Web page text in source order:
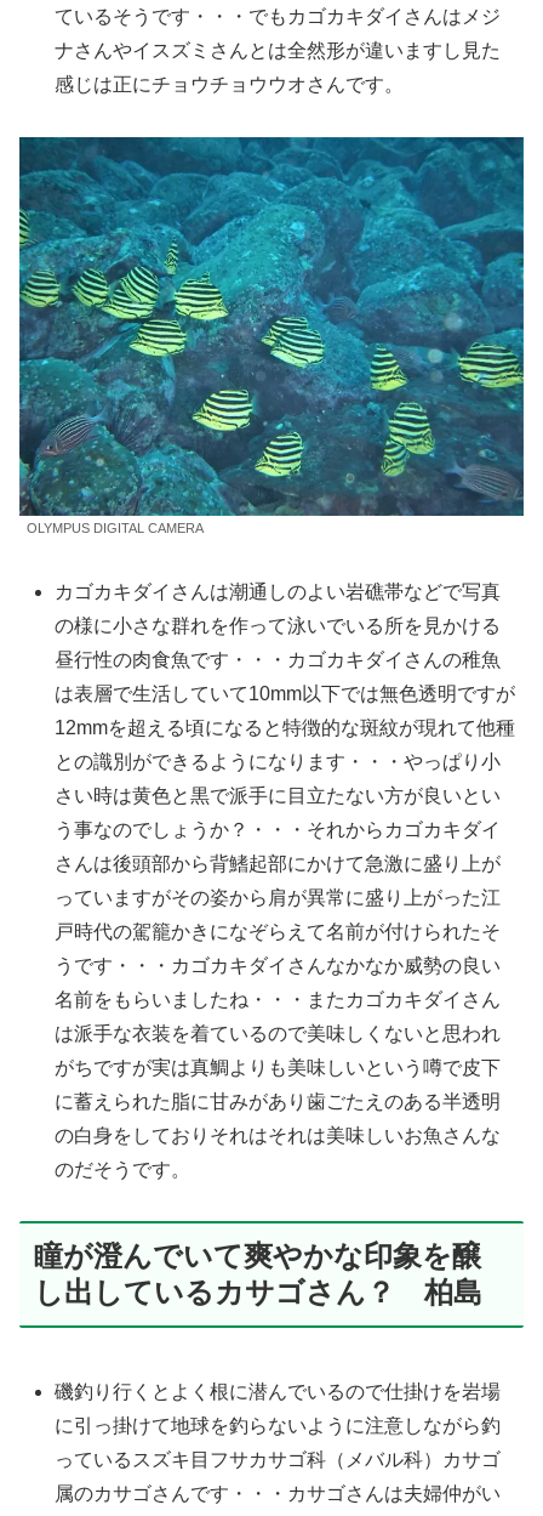
ているそうです・・・でもカゴカキダイさんはメジ
ナさんやイスズミさんとは全然形が違いますし見た
感じは正にチョウチョウウオさんです。
OLYMPUS DIGITAL CAMERA
カゴカキダイさんは潮通しのよい岩礁帯などで写真
の様に小さな群れを作って泳いでいる所を見かける
昼行性の肉食魚です・・・カゴカキダイさんの稚魚
は表層で生活していて10mm以下では無色透明ですが
12mmを超える頃になると特徴的な斑紋が現れて他種
との識別ができるようになります・・・やっぱり小
さい時は黄色と黒で派手に目立たない方が良いとい
う事なのでしょうか？・・・それからカゴカキダイ
さんは後頭部から背鰭起部にかけて急激に盛り上が
っていますがその姿から肩が異常に盛り上がった江
戸時代の駕籠かきになぞらえて名前が付けられたそ
うです・・・カゴカキダイさんなかなか威勢の良い
名前をもらいましたね・・・またカゴカキダイさん
は派手な衣装を着ているので美味しくないと思われ
がちですが実は真鯛よりも美味しいという噂で皮下
に蓄えられた脂に甘みがあり歯ごたえのある半透明
の白身をしておりそれはそれは美味しいお魚さんな
のだそうです。
瞳が澄んでいて爽やかな印象を醸
し出しているカサゴさん？ 柏島
磯釣り行くとよく根に潜んでいるので仕掛けを岩場
に引っ掛けて地球を釣らないように注意しながら釣
っているスズキ目フサカサゴ科（メバル科）カサゴ
属のカサゴさんです・・・カサゴさんは夫婦仲がい